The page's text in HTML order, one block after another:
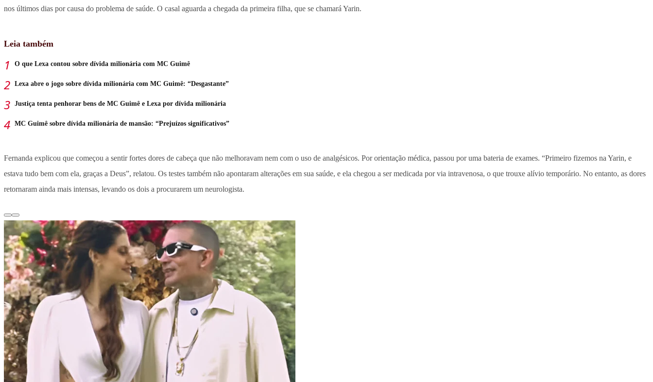
nos últimos dias por causa do problema de saúde. O casal aguarda a chegada da primeira filha, que se chamará Yarin.
Leia também
O que Lexa contou sobre dívida milionária com MC Guimê
Lexa abre o jogo sobre dívida milionária com MC Guimê: “Desgastante”
Justiça tenta penhorar bens de MC Guimê e Lexa por dívida milionária
MC Guimê sobre dívida milionária de mansão: “Prejuízos significativos”
Fernanda explicou que começou a sentir fortes dores de cabeça que não melhoravam nem com o uso de analgésicos. Por orientação médica, passou por uma bateria de exames. “Primeiro fizemos na Yarin, e
estava tudo bem com ela, graças a Deus”, relatou. Os testes também não apontaram alterações em sua saúde, e ela chegou a ser medicada por via intravenosa, o que trouxe alívio temporário. No entanto, as dores
retornaram ainda mais intensas, levando os dois a procurarem um neurologista.